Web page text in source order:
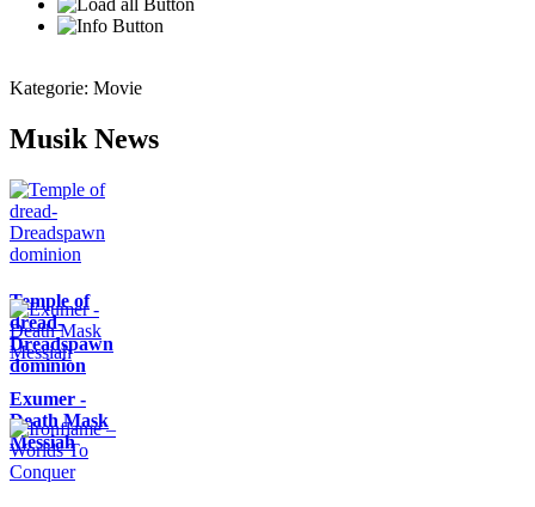
Kategorie: Movie
Musik News
Temple of
dread-
Dreadspawn
dominion
Exumer -
Death Mask
Messiah